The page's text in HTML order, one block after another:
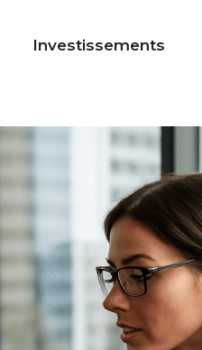
Investissements